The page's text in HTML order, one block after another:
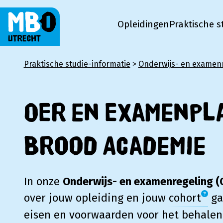
OpleidingenPraktische
Praktische studie-informatie > Onderwijs- en
OER en
Brood Academie
In onze Onderwijs- en examenregeling
over jouw opleiding en jouw cohort
eisen en voorwaarden voor het